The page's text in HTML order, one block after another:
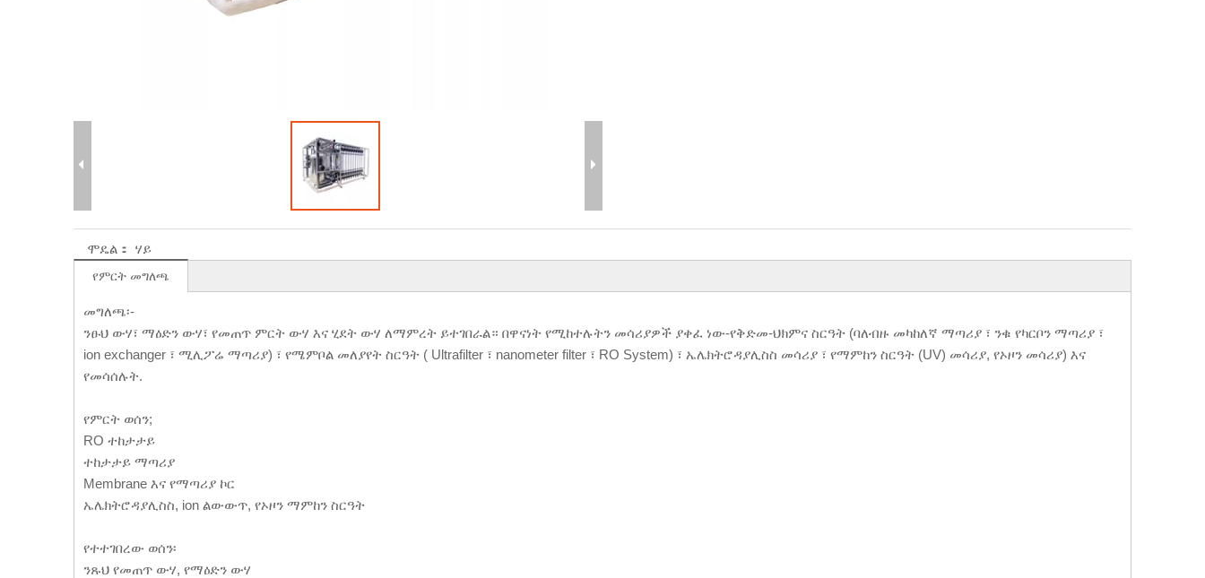
ሞዴል： ሃይ
የምርት መግለጫ
መግለጫ፡-
ንፁህ ውሃ፣ ማዕድን ውሃ፣ የመጠጥ ምርት ውሃ እና ሂደት ውሃ ለማምረት ይተገበራል። በዋናነት የሚከተሉትን መሳሪያዎች ያቀፈ ነው-የቅድመ-ህክምና ስርዓት (ባለብዙ መካከለኛ ማጣሪያ ፣ ንቁ የካርቦን ማጣሪያ ፣
ion exchanger ፣ ሚሊፖሬ ማጣሪያ) ፣ የሜምቦል መለያየት ስርዓት ( Ultrafilter ፣ nanometer filter ፣ RO System) ፣ ኤሌክትሮዳያሊስስ መሳሪያ ፣ የማምከን ስርዓት (UV) መሳሪያ, የኦዞን መሳሪያ) እና
የመሳሰሉት.
የምርት ወሰን;
RO ተከታታይ
ተከታታይ ማጣሪያ
Membrane እና የማጣሪያ ኮር
ኤሌክትሮዳያሊስስ, ion ልውውጥ, የኦዞን ማምከን ስርዓት
የተተገበረው ወሰን፡
ንጹህ የመጠጥ ውሃ, የማዕድን ውሃ